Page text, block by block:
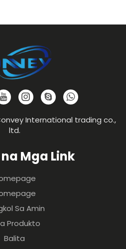
International trading co.,
ltd.
Mga Link
Sa Amin
Produkto
Balita